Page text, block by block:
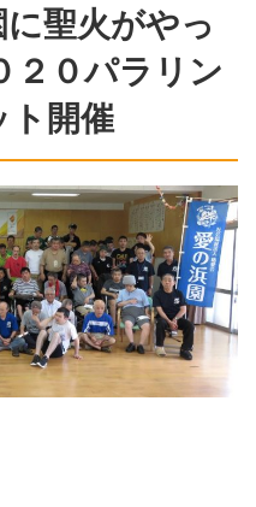
聖火がやっ
２０パラリン
ト開催